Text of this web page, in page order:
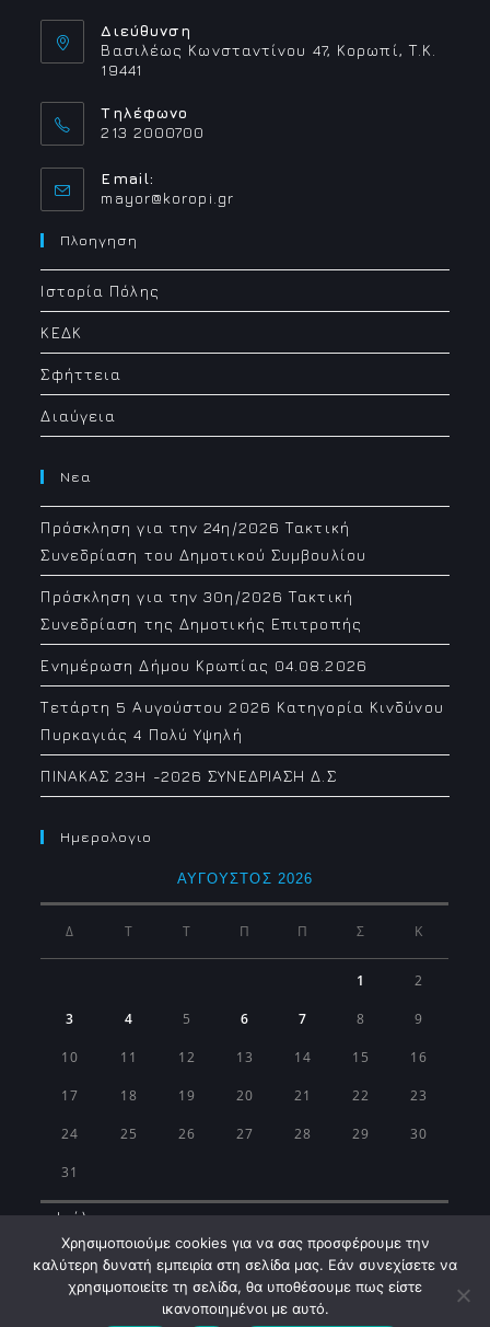
Διεύθυνση
Βασιλέως Κωνσταντίνου 47, Κορωπί, Τ.Κ.
19441
Τηλέφωνο
213 2000700
Email:
mayor@koropi.grOpens
Πλοηγηση
Ιστορία Πόλης
ΚΕΔΚ
Σφήττεια
Διαύγεια
Νεα
Πρόσκληση για την 24η/2026 Τακτική
Συνεδρίαση του Δημοτικού Συμβουλίου
Πρόσκληση για την 30η/2026 Τακτική
Συνεδρίαση της Δημοτικής Επιτροπής
Ενημέρωση Δήμου Κρωπίας 04.08.2026
Τετάρτη 5 Αυγούστου 2026 Κατηγορία Κινδύνου
Πυρκαγιάς 4 Πολύ Υψηλή
ΠΙΝΑΚΑΣ 23H -2026 ΣΥΝΕΔΡΙΑΣΗ Δ.Σ
Ημερολογιο
ΑΎΓΟΥΣΤΟΣ 2026
Δ Τ Τ Π Π Σ Κ
1 2
3 4 5 6 7 8 9
10 11 12 13 14 15 16
17 18 19 20 21 22 23
24 25 26 27 28 29 30
31
« Ιούλ
Χρησιμοποιούμε cookies για να σας προσφέρουμε την
καλύτερη δυνατή εμπειρία στη σελίδα μας. Εάν συνεχίσετε να
χρησιμοποιείτε τη σελίδα, θα υποθέσουμε πως είστε
ικανοποιημένοι με αυτό.